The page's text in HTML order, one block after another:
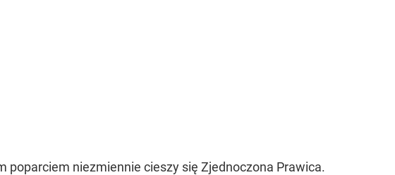
poparciem niezmiennie cieszy się Zjednoczona Prawica.